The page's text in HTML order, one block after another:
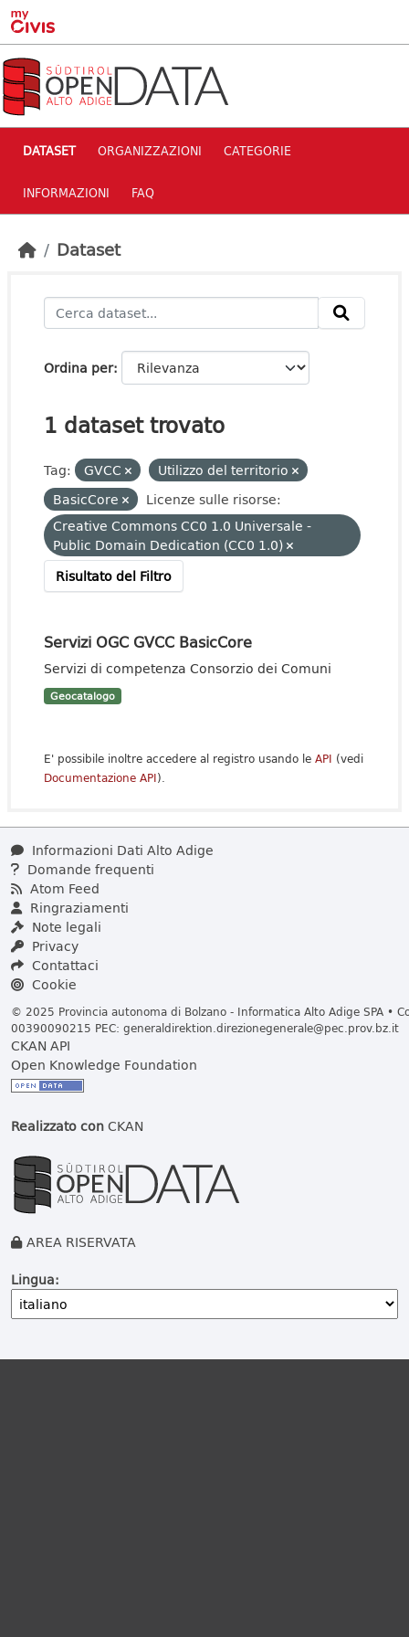
Skip to main content
DATASET ORGANIZZAZIONI CATEGORIE
INFORMAZIONI FAQ
Dataset
Ordina per
1 dataset trovato
Tag: GVCC
Utilizzo del territorio
BasicCore
Licenze sulle risorse:
Creative Commons CC0 1.0 Universale -
Public Domain Dedication (CC0 1.0)
Risultato del Filtro
Servizi OGC GVCC BasicCore
Servizi di competenza Consorzio dei Comuni
Geocatalogo
E' possibile inoltre accedere al registro usando le API (vedi
Documentazione API).
Informazioni Dati Alto Adige
Domande frequenti
Atom Feed
Ringraziamenti
Note legali
Privacy
Contattaci
Cookie
© 2025 Provincia autonoma di Bolzano - Informatica Alto Adige SPA •
00390090215 PEC: generaldirektion.direzionegenerale@pec.prov.bz.it
CKAN API
Open Knowledge Foundation
Realizzato conCKAN
AREA RISERVATA
Lingua